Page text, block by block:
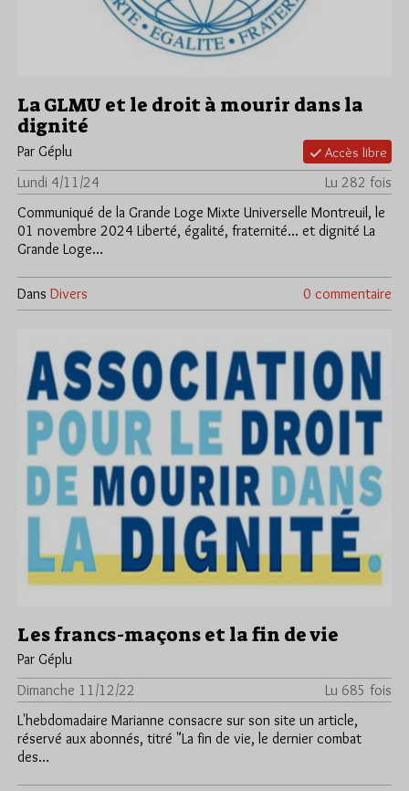
La GLMU et le droit à mourir dans la
dignité
Par Géplu
Accès libre
Lundi 4/11/24
Lu 282 fois
Communiqué de la Grande Loge Mixte Universelle Montreuil, le
01 novembre 2024 Liberté, égalité, fraternité... et dignité La
Grande Loge…
Dans Divers 0 commentaire
Les francs-maçons et la fin de vie
Par Géplu
Dimanche 11/12/22
Lu 685 fois
L'hebdomadaire Marianne consacre sur son site un article,
réservé aux abonnés, titré "La fin de vie, le dernier combat
des…